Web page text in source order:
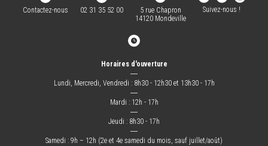
Contactez-nous 02 31 35 52 00
5 rue Chapron
14120 Mondeville
Suivez-nous !
Horaires d'ouverture
―
Lundi, Mercredi, Vendredi : 8h30 - 12h30 et 13h30 - 17h
―
Mardi : 12h - 17h
―
Jeudi : 8h30 - 17h
―
Samedi : 9h – 12h (2e et 4e samedi du mois, sauf juillet/août)